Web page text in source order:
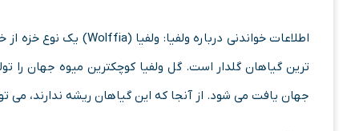
ترین گیاهان گلدار است. گل ولفیا کوچکترین میوه جهان را
جهان یافت می شود. از آنجا که این گیاهان ریشه ندارند، می